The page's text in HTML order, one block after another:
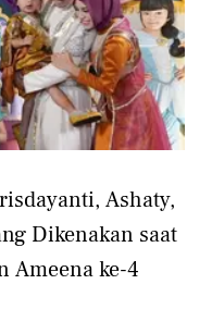
Ashaty,
Dikenakan saat
Ameena ke-4